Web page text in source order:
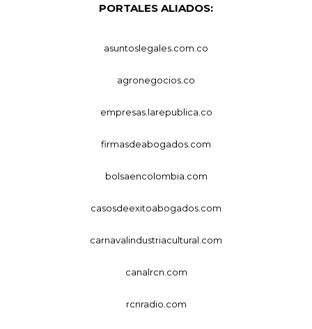
PORTALES ALIADOS:
asuntoslegales.com.co
agronegocios.co
empresas.larepublica.co
firmasdeabogados.com
bolsaencolombia.com
casosdeexitoabogados.com
carnavalindustriacultural.com
canalrcn.com
rcnradio.com